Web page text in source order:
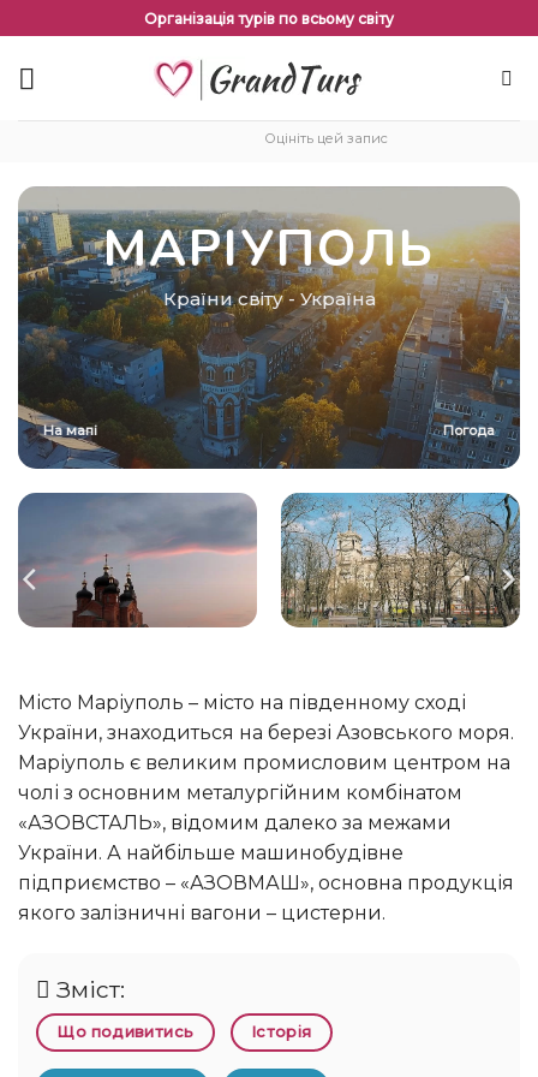
змісту
Організація турів по всьому світу
Оцініть цей запис
МАРІУПОЛЬ
Країни світу-Україна
На мапі Погода
Місто Маріуполь – місто на південному сході
України, знаходиться на березі Азовського моря.
Маріуполь є великим промисловим центром на
чолі з основним металургійним комбінатом
«АЗОВСТАЛЬ», відомим далеко за межами
України. А найбільше машинобудівне
підприємство – «АЗОВМАШ», основна продукція
якого залізничні вагони – цистерни.
Зміст:
Що подивитись Історія